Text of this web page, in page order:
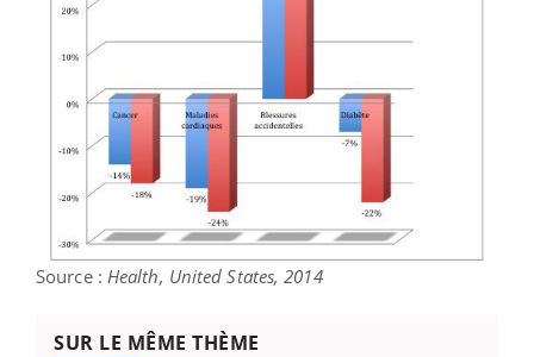
Source : Health, United States, 2014
SUR LE MÊME THÈME